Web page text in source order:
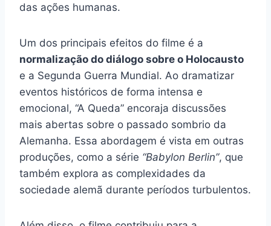
das ações humanas.
Um dos principais efeitos do filme é a
normalização do diálogo sobre o Holocausto
e a Segunda Guerra Mundial. Ao dramatizar
eventos históricos de forma intensa e
emocional, “A Queda” encoraja discussões
mais abertas sobre o passado sombrio da
Alemanha. Essa abordagem é vista em outras
produções, como a série “Babylon Berlin”, que
também explora as complexidades da
sociedade alemã durante períodos turbulentos.